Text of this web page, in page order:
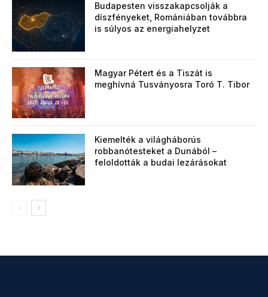
Budapesten visszakapcsolják a
díszfényeket, Romániában továbbra
is súlyos az energiahelyzet
Magyar Pétert és a Tiszát is
meghívná Tusványosra Toró T. Tibor
Kiemelték a világháborús
robbanótesteket a Dunából –
feloldották a budai lezárásokat